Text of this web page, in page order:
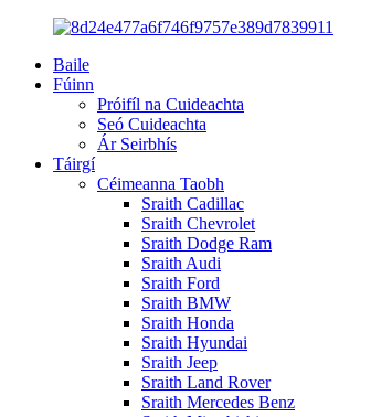
Baile
Fúinn
Próifíl na Cuideachta
Seó Cuideachta
Ár Seirbhís
Táirgí
Céimeanna Taobh
Sraith Cadillac
Sraith Chevrolet
Sraith Dodge Ram
Sraith Audi
Sraith Ford
Sraith BMW
Sraith Honda
Sraith Hyundai
Sraith Jeep
Sraith Land Rover
Sraith Mercedes Benz